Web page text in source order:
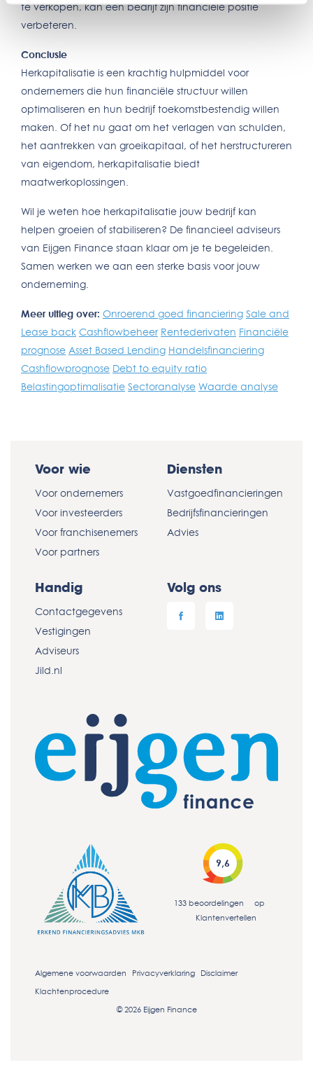
te verkopen, kan een bedrijf zijn financiële positie
verbeteren.
Conclusie
Herkapitalisatie is een krachtig hulpmiddel voor
ondernemers die hun financiële structuur willen
optimaliseren en hun bedrijf toekomstbestendig willen
maken. Of het nu gaat om het verlagen van schulden,
het aantrekken van groeikapitaal, of het herstructureren
van eigendom, herkapitalisatie biedt
maatwerkoplossingen.
Wil je weten hoe herkapitalisatie jouw bedrijf kan
helpen groeien of stabiliseren? De financieel adviseurs
van Eijgen Finance staan klaar om je te begeleiden.
Samen werken we aan een sterke basis voor jouw
onderneming.
Meer uitleg over: Onroerend goed financiering Sale and
Lease back Cashflowbeheer Rentederivaten Financiële
prognose Asset Based Lending Handelsfinanciering
Cashflowprognose Debt to equity ratio
Belastingoptimalisatie Sectoranalyse Waarde analyse
Voor wie
Voor ondernemers
Voor investeerders
Voor franchisenemers
Voor partners
Diensten
Vastgoedfinancieringen
Bedrijfsfinancieringen
Advies
Handig
Contactgegevens
Vestigingen
Adviseurs
Jild.nl
Volg ons
9,6
133 beoordelingen
op
Klantenvertellen
© 2026 Eijgen Finance
Algemene voorwaarden Privacyverklaring
Disclaimer
Klachtenprocedure